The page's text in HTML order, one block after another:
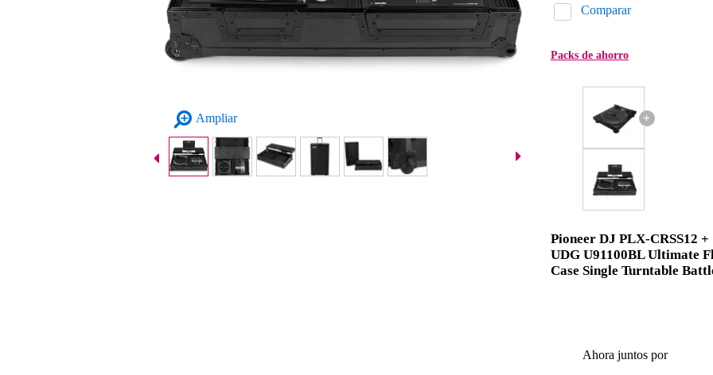
Ampliar
Comparar
Packs de ahorro
+
Pioneer DJ PLX-CRSS12 +
UDG U91100BL Ultimate
Case Single Turntable
Ahora juntos por